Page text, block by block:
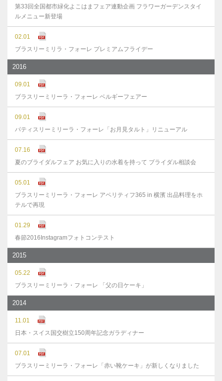
第33回全国都市緑化よこはまフェア連動企画 フラワーガーデンスタイ
ルメニュー新登場
02.01
ブラスリーミリラ・フォーレ プレミアムフライデー
2016
09.01
ブラスリーミリーラ・フォーレ ベルギーフェアー
09.01
パティスリーミリーラ・フォーレ「お月見タルト」リニューアル
07.16
夏のブライダルフェア お気に入りの水着を持って ブライダル相談会
05.01
ブラスリーミリーラ・フォーレ アペリティフ365 in 横濱 出品料理をホ
テルで再現
01.29
春節2016Instagramフォトコンテスト
2015
05.22
ブラスリーミリーラ・フォーレ 「父の日ケーキ」
2014
11.01
日本・スイス国交樹立150周年記念ガラディナー
07.01
ブラスリーミリーラ・フォーレ「赤い靴ケーキ」が新しくなりました